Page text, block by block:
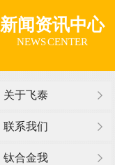
新闻资讯中心
NEWS CENTER
关于飞泰
联系我们
钛合金我